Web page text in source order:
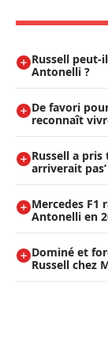
Russell peut-
Antonelli ?
De favori
reconnaît
Russell a pris
arriverait pas’
Mercedes F1
Antonelli en
Dominé et
Russell chez